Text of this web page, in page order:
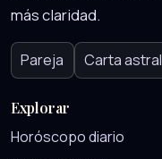
más claridad.
Pareja Carta astral
Explorar
Horóscopo diario